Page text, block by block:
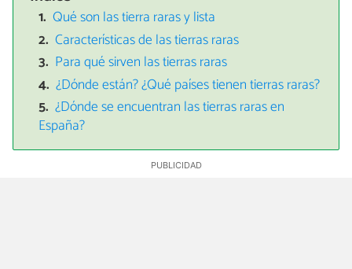
Qué son las tierra raras y lista
Características de las tierras raras
Para qué sirven las tierras raras
¿Dónde están? ¿Qué países tienen tierras raras?
¿Dónde se encuentran las tierras raras en
España?